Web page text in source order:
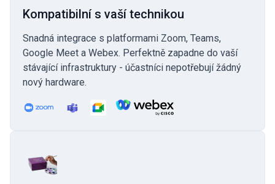
Kompatibilní s vaší technikou
Snadná integrace s platformami Zoom, Teams,
Google Meet a Webex. Perfektně zapadne do vaší
stávající infrastruktury - účastníci nepotřebují žádný
nový hardware.